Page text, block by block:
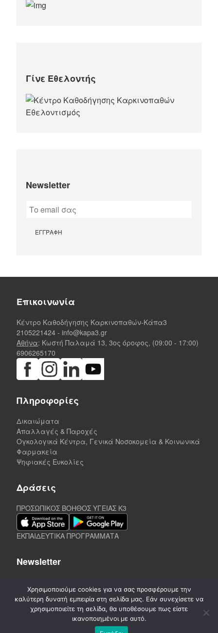
Γίνε Εθελοντής
Newsletter
Επικοινωνία
Κέντρο Καθοδήγησης Καρκινοπαθών-Κάπα3
2105221424 - info@kapa3.gr
Αθήνα: Κωστή Παλαμά 13, 3ος όροφος, (09:00 - 17:00)
6906265170
Πληροφορίες
Δικαιώματα
Απαλλαγές & Παροχές
Ογκολογικά Κέντρα, Γενικά Νοσοκομεία & Κοινωνικά
Φαρμακεία
Ψηφιακές Ευκολίες
Δράσεις
ΠΡΟΣΩΠΙΚΟΣ ΒΟΗΘΟΣ ΥΓΕΙΑΣ K3
ΕΚΠΑΙΔΕΥΤΙΚΑ ΠΡΟΓΡΑΜΜΑΤΑ
Newsletter
Χρησιμοποιούμε cookies για να σας προσφέρουμε την
καλύτερη δυνατή εμπειρία στη σελίδα μας. Εάν συνεχίσετε να
χρησιμοποιείτε τη σελίδα, θα υποθέσουμε πως είστε
ικανοποιημένοι με αυτό.